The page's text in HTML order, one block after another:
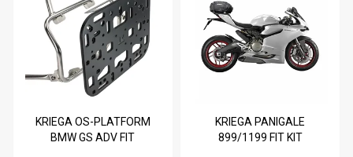
KRIEGA OS-PLATFORM
BMW GS ADV FIT
KRIEGA PANIGALE
899/1199 FIT KIT